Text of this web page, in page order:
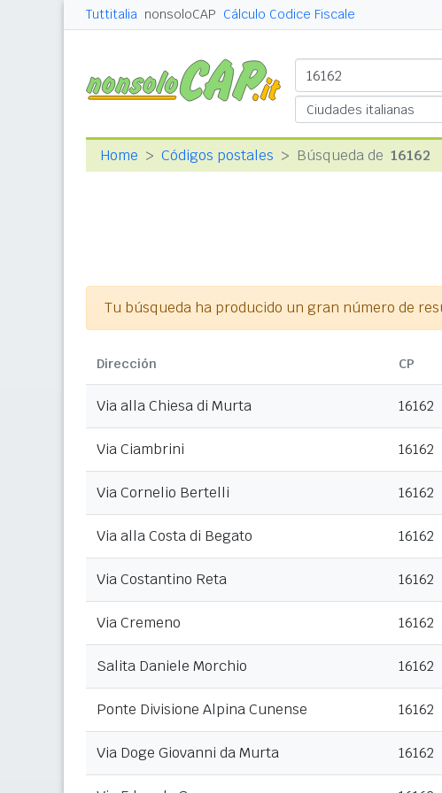
Tuttitalia nonsoloCAP Cálculo Codice Fiscale
Home Códigos postales Búsqueda de 16162
Tu búsqueda ha producido un gran número de
Dirección CP
Via alla Chiesa di Murta 16162
Via Ciambrini 16162
Via Cornelio Bertelli 16162
Via alla Costa di Begato 16162
Via Costantino Reta 16162
Via Cremeno 16162
Salita Daniele Morchio 16162
Ponte Divisione Alpina Cunense 16162
Via Doge Giovanni da Murta 16162